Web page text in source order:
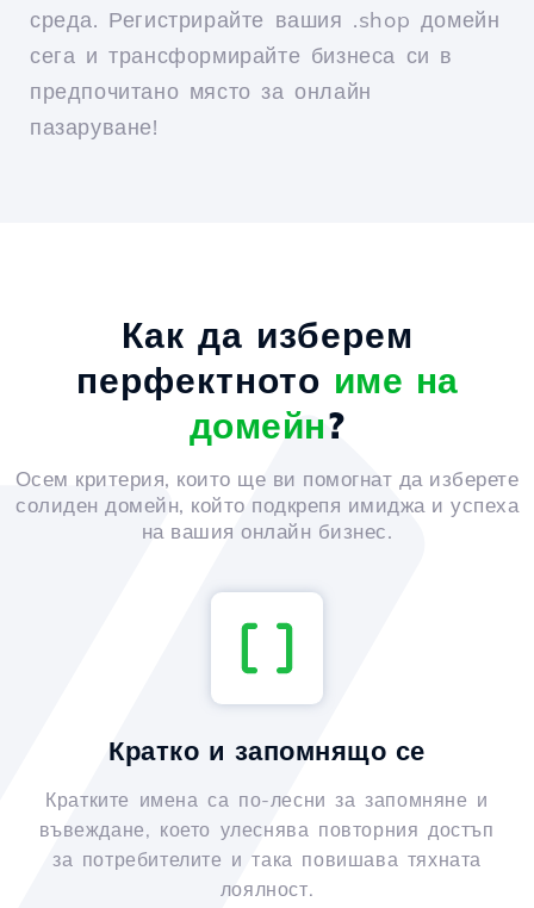
среда. Регистрирайте вашия .shop домейн
сега и трансформирайте бизнеса си в
предпочитано място за онлайн
пазаруване!
Как да изберем
перфектното име на
домейн?
Осем критерия, които ще ви помогнат да изберете
солиден домейн, който подкрепя имиджа и успеха
на вашия онлайн бизнес.
Кратко и запомнящо се
Кратките имена са по-лесни за запомняне и
въвеждане, което улеснява повторния достъп
за потребителите и така повишава тяхната
лоялност.